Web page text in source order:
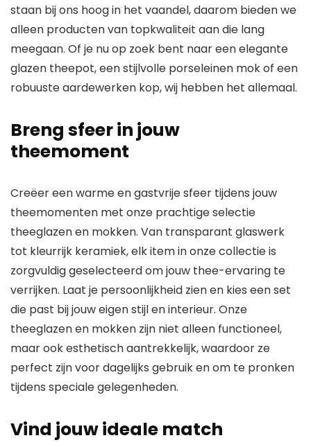
staan bij ons hoog in het vaandel, daarom bieden we
alleen producten van topkwaliteit aan die lang
meegaan. Of je nu op zoek bent naar een elegante
glazen theepot, een stijlvolle porseleinen mok of een
robuuste aardewerken kop, wij hebben het allemaal.
Breng sfeer in jouw
theemoment
Creëer een warme en gastvrije sfeer tijdens jouw
theemomenten met onze prachtige selectie
theeglazen en mokken. Van transparant glaswerk
tot kleurrijk keramiek, elk item in onze collectie is
zorgvuldig geselecteerd om jouw thee-ervaring te
verrijken. Laat je persoonlijkheid zienen kies een set
die past bij jouw eigen stijl en interieur. Onze
theeglazen en mokken zijn niet alleen functioneel,
maar ook esthetisch aantrekkelijk, waardoor ze
perfect zijn voor dagelijks gebruik en om te pronken
tijdens speciale gelegenheden.
Vind jouw ideale match